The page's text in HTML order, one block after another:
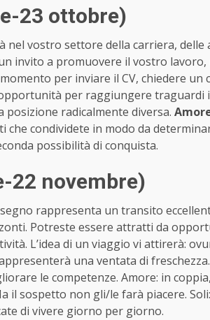
23 ottobre)
nel vostro settore della carriera,
invito a promuovere il vostro lavoro,
per inviare il CV, chiedere un
per raggiungere traguardi
radicalmente diversa.
condividete in modo da
possibilità di conquista.
22 novembre)
rappresenta un transito
Potreste essere attratti da
L’idea di un viaggio vi attirerà:
una ventata di
le competenze. Amore: in
il sospetto non gli/le farà piacere.
di vivere giorno per giorno.